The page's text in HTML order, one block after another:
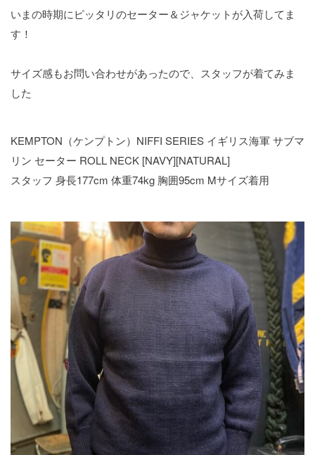
いまの時期にピッタリのセーター＆ジャケットが入荷してま
す！
サイズ感もお問い合わせがあったので、スタッフが着てみま
した
KEMPTON（ケンプトン）NIFFI SERIES イギリス海軍 サブマ
リン セーター ROLL NECK [NAVY][NATURAL]
スタッフ 身長177cm 体重74kg 胸囲95cm Mサイズ着用